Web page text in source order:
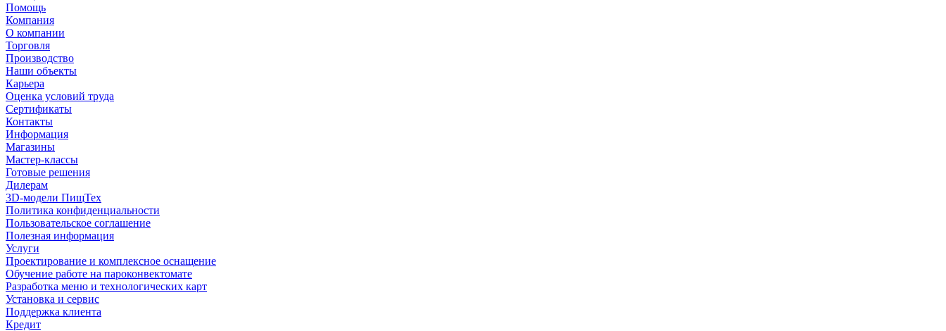
Помощь
Компания
О компании
Торговля
Производство
Наши объекты
Карьера
Оценка условий труда
Сертификаты
Контакты
Информация
Магазины
Мастер-классы
Готовые решения
Дилерам
3D-модели ПищТех
Политика конфиденциальности
Пользовательское соглашение
Полезная информация
Услуги
Проектирование и комплексное оснащение
Обучение работе на пароконвектомате
Разработка меню и технологических карт
Установка и сервис
Поддержка клиента
Кредит